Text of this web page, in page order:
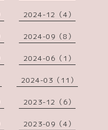
2024-12（4）
2024-09（8）
2024-06（1）
2024-03（11）
2023-12（6）
2023-09（4）